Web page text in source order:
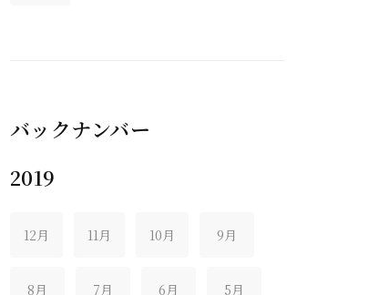
バックナンバー
2019
12月 11月 10月 9月
8月 7月 6月 5月